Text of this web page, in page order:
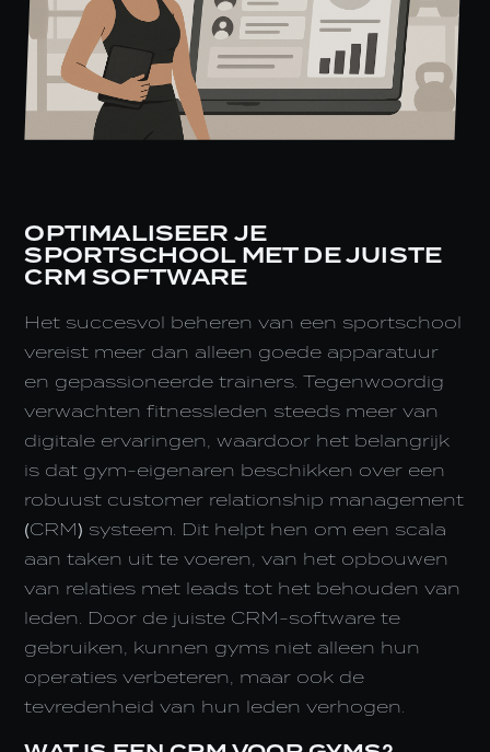
OPTIMALISEER JE
SPORTSCHOOL MET DE JUISTE
CRM SOFTWARE
Het succesvol beheren van een sportschool
vereist meer dan alleen goede apparatuur
en gepassioneerde trainers. Tegenwoordig
verwachten fitnessleden steeds meer van
digitale ervaringen, waardoor het belangrijk
is dat gym-eigenaren beschikken over een
robuust customer relationship management
(CRM) systeem. Dit helpt hen om een scala
aan taken uit te voeren, van het opbouwen
van relaties met leads tot het behouden van
leden. Door de juiste CRM-software te
gebruiken, kunnen gyms niet alleen hun
operaties verbeteren, maar ook de
tevredenheid van hun leden verhogen.